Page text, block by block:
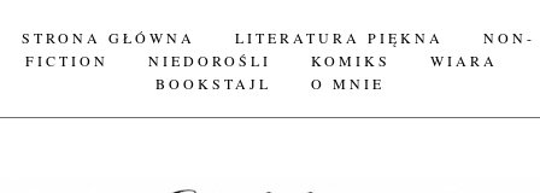
STRONA GŁÓWNA LITERATURA PIĘKNA
NON-
FICTION
NIEDOROŚLI KOMIKS
WIARA
BOOKSTAJL
O MNIE